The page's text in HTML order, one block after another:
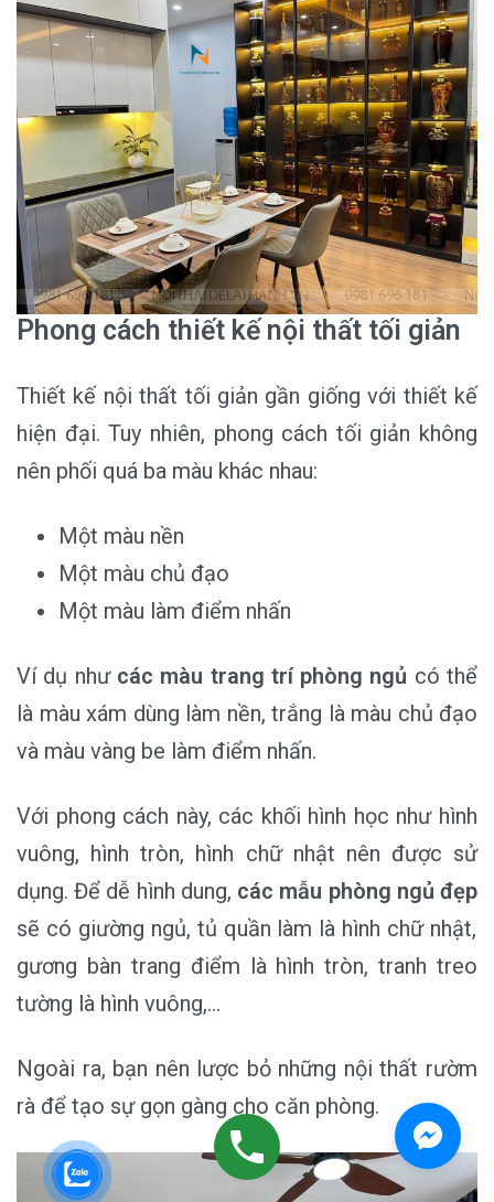
Phong cách thiết kế nội thất tối giản
Thiết kế nội thất tối giản gần giống với thiết kế
hiện đại. Tuy nhiên, phong cách tối giản không
nên phối quá ba màu khác nhau:
Một màu nền
Một màu chủ đạo
Một màu làm điểm nhấn
Ví dụ như các màu trang trí phòng ngủ có thể
là màu xám dùng làm nền, trắng là màu chủ đạo
và màu vàng be làm điểm nhấn.
Với phong cách này, các khối hình học như hình
vuông, hình tròn, hình chữ nhật nên được sử
dụng. Để dễ hình dung, các mẫu phòng ngủ đẹp
sẽ có giường ngủ, tủ quần làm là hình chữ nhật,
gương bàn trang điểm là hình tròn, tranh treo
tường là hình vuông,…
Ngoài ra, bạn nên lược bỏ những nội thất rườm
rà để tạo sự gọn gàng cho căn phòng.